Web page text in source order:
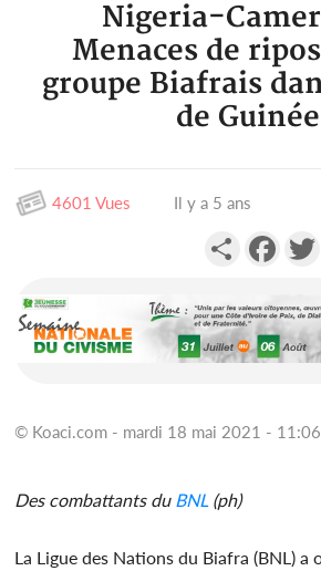
Nigeria-
Menaces de
groupe Biafrais
de Guinée
4601 Vues Il y a 5 ans
Partager
© Koaci.com - mardi 18 mai 2021 - 11:06
Des combattants duBNL (ph)
La Ligue des Nations du Biafra (BNL) a